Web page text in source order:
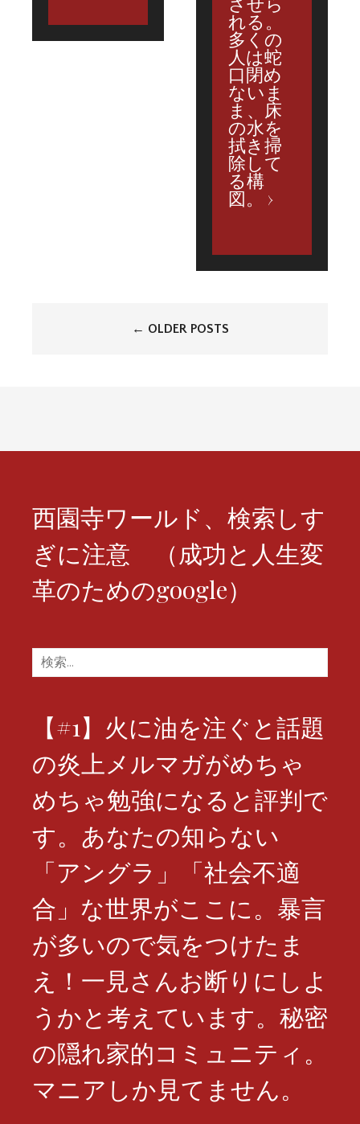
れる。
多くの
人は蛇
口閉め
ないま
ま、床
の水を
拭き掃
除して
る構
図。
ョ
ン
← OLDER POSTS
西園寺ワールド、検索しす
ぎに注意 （成功と人生変
革のためのgoogle）
検
索:
【#1】火に油を注ぐと話題
の炎上メルマガがめちゃ
めちゃ勉強になると評判で
す。あなたの知らない
「アングラ」「社会不適
合」な世界がここに。暴言
が多いので気をつけたま
え！一見さんお断りにしよ
うかと考えています。秘密
の隠れ家的コミュニティ。
マニアしか見てません。